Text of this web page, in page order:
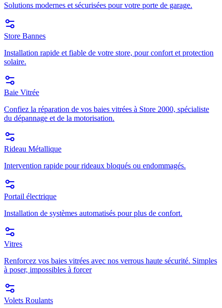
Solutions modernes et sécurisées pour votre porte de garage.
Store Bannes
Installation rapide et fiable de votre store, pour confort et protection
solaire.
Baie Vitrée
Confiez la réparation de vos baies vitrées à Store 2000, spécialiste
du dépannage et de la motorisation.
Rideau Métallique
Intervention rapide pour rideaux bloqués ou endommagés.
Portail électrique
Installation de systèmes automatisés pour plus de confort.
Vitres
Renforcez vos baies vitrées avec nos verrous haute sécurité. Simples
à poser, impossibles à forcer
Volets Roulants